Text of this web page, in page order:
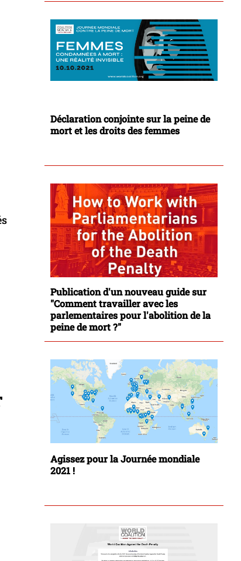
Déclaration conjointe sur la peine de
mort et les droits des femmes
Publication d'un nouveau guide sur
"Comment travailler avec les
parlementaires pour l'abolition de la
peine de mort ?"
Agissez pour la Journée mondiale
2021 !